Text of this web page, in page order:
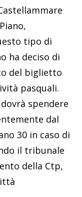
tipo di
ha deciso di
del biglietto
pasquali.
spendere
dal
30 in caso di
il tribunale
della Ctp,